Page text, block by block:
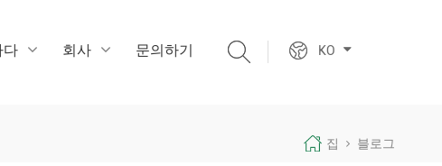
KO
다 회사 문의하기
집 블로그